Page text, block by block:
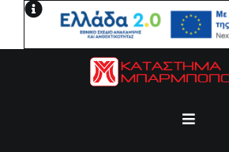
Μετάβαση
Toggle